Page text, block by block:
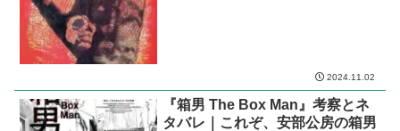
2024.11.02
『箱男 The Box Man』考察とネ
タバレ｜これぞ、安部公房の箱男